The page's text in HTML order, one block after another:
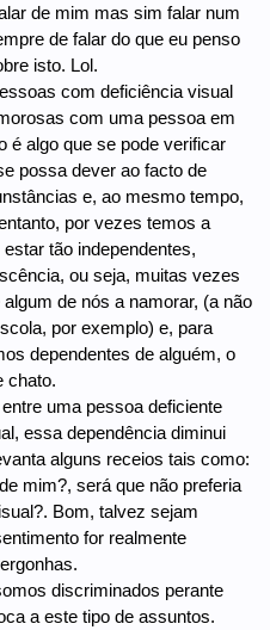
de mim mas sim falar num
de falar do que eu penso
isto. Lol.
com deficiência visual
com uma pessoa em
é algo que se pode verificar
possa dever ao facto de
e, ao mesmo tempo,
por vezes temos a
tão independentes,
ou seja, muitas vezes
de nós a namorar, (a não
por exemplo) e, para
dependentes de alguém, o
chato.
uma pessoa deficiente
essa dependência diminui
alguns receios tais como:
mim?, será que não preferia
Bom, talvez sejam
for realmente
discriminados perante
a este tipo de assuntos.